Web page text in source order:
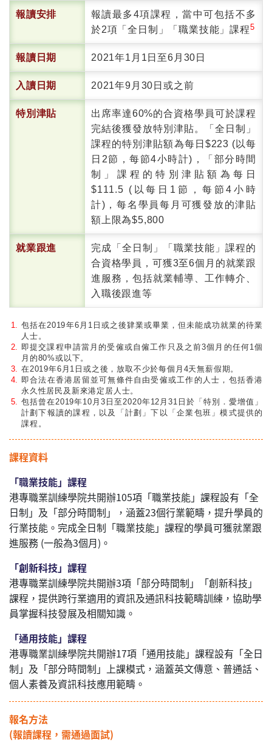
報讀安排
報讀最多4項課程，當中可包括不多
於2項「全日制」「職業技能」課程5
報讀日期 2021年1月1日至6月30日
入讀日期 2021年9月30日或之前
特別津貼
出席率達60%的合資格學員可於課程
完結後獲發放特別津貼。「全日制」
課程的特別津貼額為每日$223 (以每
日2節，每節4小時計)，「部分時間
制」課程的特別津貼額為每日
$111.5 (以每日1節，每節4小時
計)，每名學員每月可獲發放的津貼
額上限為$5,800
就業跟進
完成「全日制」「職業技能」課程的
合資格學員，可獲3至6個月的就業跟
進服務，包括就業輔導、工作轉介、
入職後跟進等
包括在2019年6月1日或之後肄業或畢業，但未能成功就業的待業
人士。
即提交課程申請當月的受僱或自僱工作只及之前3個月的任何1個
月的80%或以下。
在2019年6月1日或之後，放取不少於每個月4天無薪假期。
即合法在香港居留並可無條件自由受僱或工作的人士，包括香港
永久性居民及新來港定居人士。
包括曾在2019年10月3日至2020年12月31日於「特別．愛增值」
計劃下報讀的課程，以及「計劃」下以「企業包班」模式提供的
課程。
課程資料
「職業技能」課程
港專職業訓練學院共開辦105項「職業技能」課程設有「全
日制」及「部分時間制」，涵蓋23個行業範疇，提升學員的
行業技能。完成全日制「職業技能」課程的學員可獲就業跟
進服務 (一般為3個月)。
「創新科技」課程
港專職業訓練學院共開辦3項「部分時間制」「創新科技」
課程，提供跨行業適用的資訊及通訊科技範疇訓練，協助學
員掌握科技發展及相關知識。
「通用技能」課程
港專職業訓練學院共開辦17項「通用技能」課程設有「全日
制」及「部分時間制」上課模式，涵蓋英文傳意、普通話、
個人素養及資訊科技應用範疇。
報名方法
(報讀課程，需通過面試)